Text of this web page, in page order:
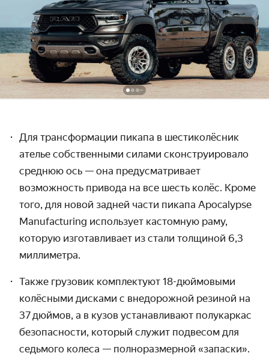
Для трансформации пикапа в шестиколёсник
ателье собственными силами сконструировало
среднюю ось — она предусматривает
возможность привода на все шесть колёс. Кроме
того, для новой задней части пикапа Apocalypse
Manufacturing использует кастомную раму,
которую изготавливает из стали толщиной 6,3
миллиметра.
Также грузовик комплектуют 18-дюймовыми
колёсными дисками с внедорожной резиной на
37 дюймов, а в кузов устанавливают полукаркас
безопасности, который служит подвесом для
седьмого колеса — полно­размерной «запаски».